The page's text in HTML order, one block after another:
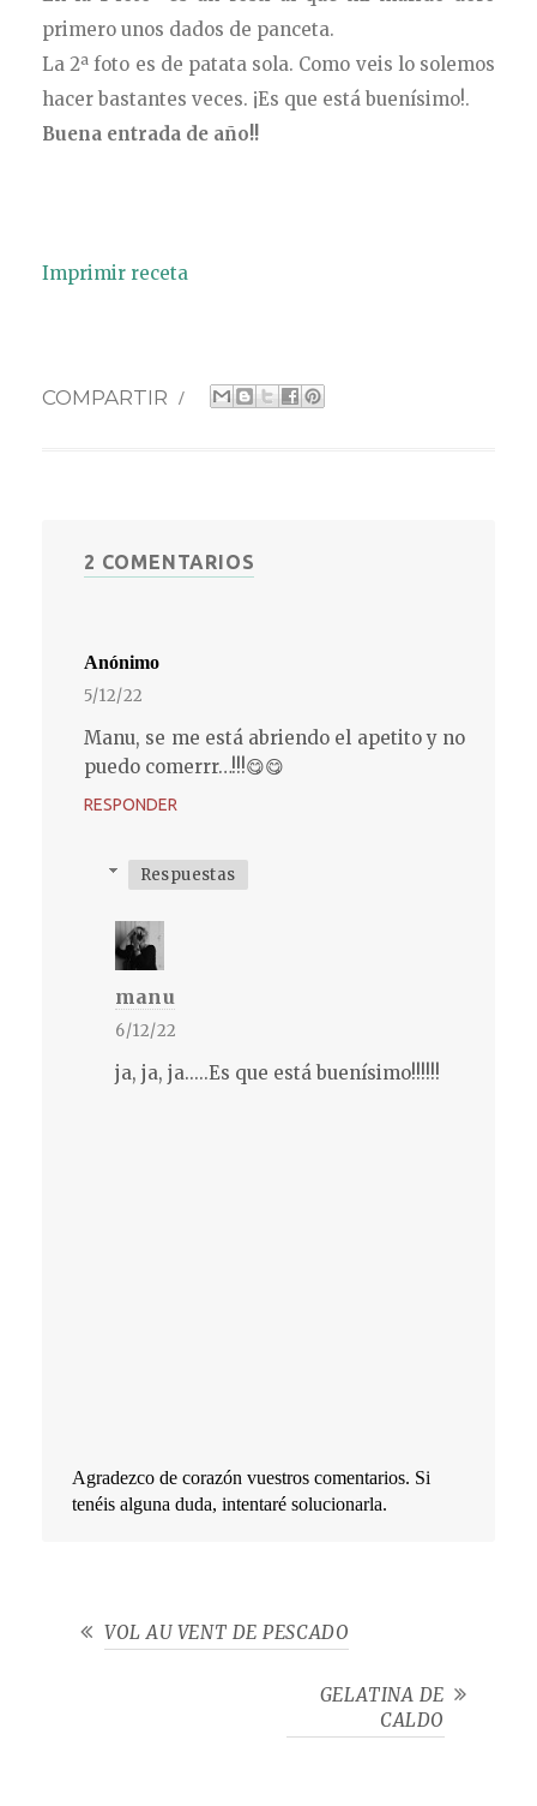
primero unos dados de panceta.
La 2ª foto es de patata sola. Como veis lo solemos
hacer bastantes veces. ¡Es que está buenísimo!.
Buena entrada de año!!
Imprimir receta
COMPARTIR /
2 COMENTARIOS
Anónimo
5/12/22
Manu, se me está abriendo el apetito y no
puedo comerrr…!!!😋😋
RESPONDER
Respuestas
manu
6/12/22
ja, ja, ja.....Es que está buenísimo!!!!!!
Agradezco de corazón vuestros comentarios. Si
tenéis alguna duda, intentaré solucionarla.
VOL AU VENT DE PESCADO
GELATINA DE
CALDO